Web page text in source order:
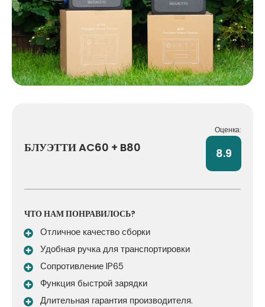
БЛУЭТТИ AC60 + B80
Оценка:
8.9
ЧТО НАМ ПОНРАВИЛОСЬ?
Отличное качество сборки
Удобная ручка для транспортировки
Сопротивление IP65
Функция быстрой зарядки
Длительная гарантия производителя.